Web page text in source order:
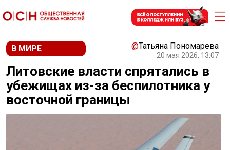
В МИРЕ @Татьяна Пономарева
20 мая 2026, 13:07
Литовские власти спрятались в
убежищах из-за беспилотника у
восточной границы